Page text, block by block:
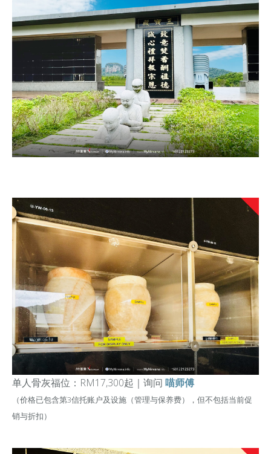
单人骨灰福位：RM17,300起 ｜ 询问 喵师傅
（价格已包含第3信托账户及设施（管理与保养费），但不包括当前促
销与折扣）